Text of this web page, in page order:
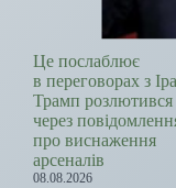
Це послаблює
в переговорах з
Трамп розлютився
через
про виснаження
арсеналів
08.08.2026